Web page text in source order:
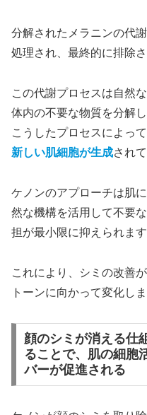
分解されたメラニンの代
処理され、最終的に排除さ
この代謝プロセスは自然
体内の不要な物質を分解
こうしたプロセスによって
新しい肌細胞が生成され
ケノンのアプローチは肌
然な機構を活用して不要
担が最小限に抑えられます
これにより、シミの改善
トーンに向かって変化しま
顔のシミが消える仕
ることで、肌の細胞
バーが促進される